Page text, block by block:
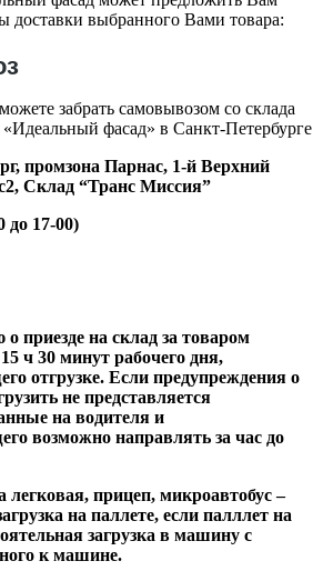
доставки выбранного Вами товара:
забрать самовывозом со склада
фасад» в Санкт-Петербурге
промзона Парнас, 1-й Верхний
Склад “Транс Миссия”
до 17-00)
приезде на склад за товаром
ч 30 минут рабочего дня,
отгрузке. Если предупреждения о
не представляется
на водителя и
возможно направлять за час до
прицеп, микроавтобус –
на паллете, если палллет на
загрузка в машину с
к машине.